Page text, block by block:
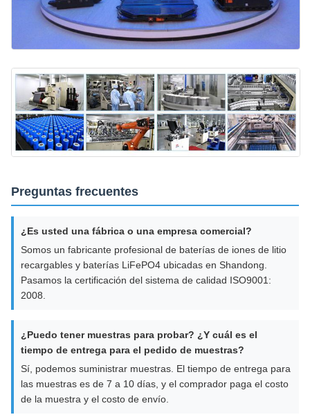
Preguntas frecuentes
¿Es usted una fábrica o una empresa comercial?
Somos un fabricante profesional de baterías de iones de litio
recargables y baterías LiFePO4 ubicadas en Shandong.
Pasamos la certificación del sistema de calidad ISO9001:
2008.
¿Puedo tener muestras para probar? ¿Y cuál es el
tiempo de entrega para el pedido de muestras?
Sí, podemos suministrar muestras. El tiempo de entrega para
las muestras es de 7 a 10 días, y el comprador paga el costo
de la muestra y el costo de envío.